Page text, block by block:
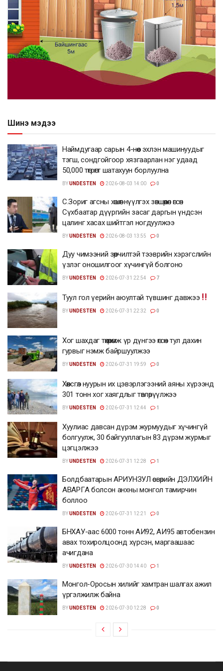
Шинэ мэдээ
Наймдугаар сарын 4-нөөс эхлэн машинуудыг
тэгш, сондгойгоор хязгаарлан нэг удаад
50,000 төгрөгт шатахуун борлуулна
BYUNDESTEN 2026-08-03 14:00 0
С.Зориг агсны хөшөөг нүүлгэх зөвшөөрөл өгсөн
Сүхбаатар дүүргийн засаг даргын үндсэн
цалинг хасах шийтгэл ногдуулжээ
BYUNDESTEN 2026-08-03 13:55 0
Дуу чимээний зөрчилтэй тээврийн хэрэгслийн
үзлэг оношилгоог хүчингүй болгоно
BYUNDESTEN 2026-07-31 22:54 7
Туул гол үерийн аюултай түвшинг давжээ
BYUNDESTEN 2026-07-31 22:32 0
Хог шахдаг төхөөрөмж үр дүнгээ өгсөн тул дахин
гурвыг нэмж байршуулжээ
BYUNDESTEN 2026-07-31 19:59 0
Хөвсгөл нуурын их цэвэрлэгээний аяны хүрээнд
301 тонн хог хаягдлыг төвлөрүүлжээ
BYUNDESTEN 2026-07-31 12:44 1
Хуулиас давсан дүрэм журмуудыг хүчингүй
болгуулж, 30 байгууллагын 83 дүрэм журмыг
цэгцэлжээ
BYUNDESTEN 2026-07-31 12:28 1
Болдбаатарын АРИУНЗУЛ өсвөрийн ДЭЛХИЙН
АВАРГА болсон анхны монгол тамирчин
боллоо
BYUNDESTEN 2026-07-31 12:21 0
БНХАУ-аас 6000 тонн АИ92, АИ95 автобензин
авах тохиролцоонд хүрсэн, маргаашаас
ачигдана
BYUNDESTEN 2026-07-30 14:40 1
Монгол-Оросын хилийг хамтран шалгах ажил
үргэлжилж байна
BYUNDESTEN 2026-07-30 12:28 0